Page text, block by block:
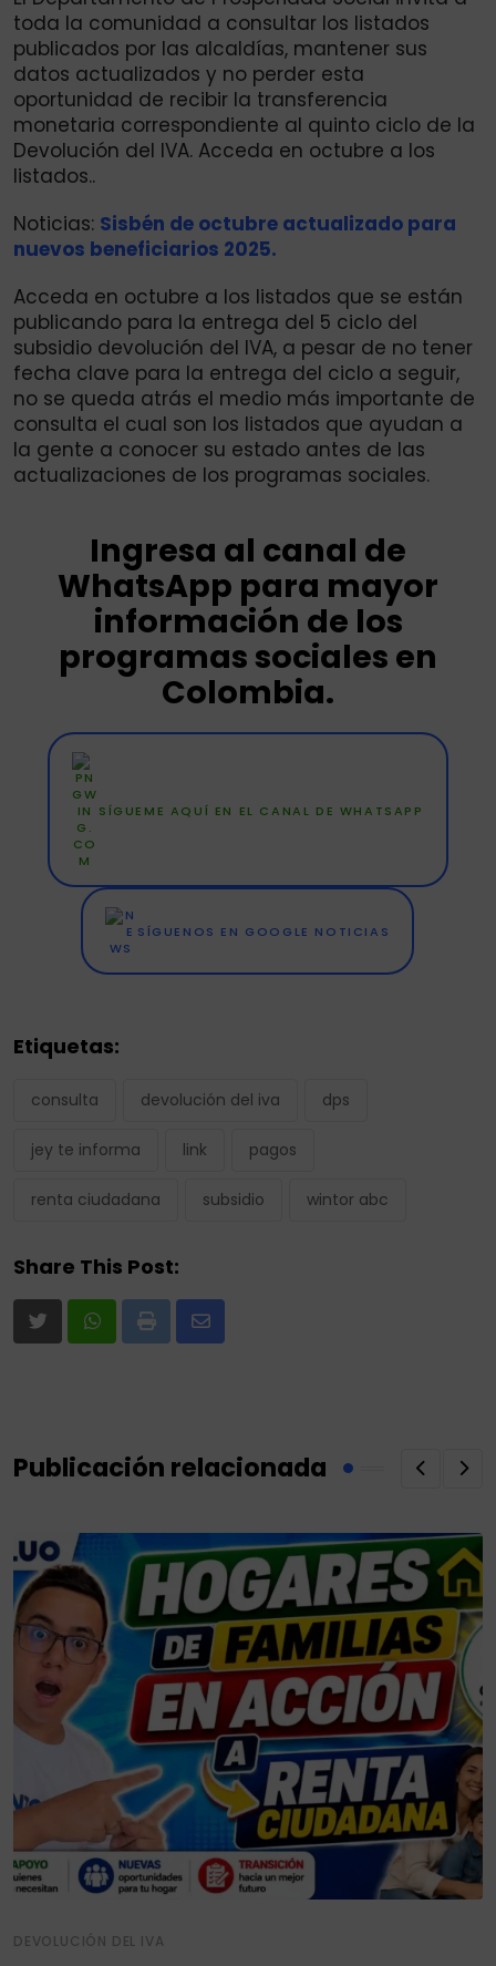
toda la comunidad a consultar los listados
publicados por las alcaldías, mantener sus
datos actualizados y no perder esta
oportunidad de recibir la transferencia
monetaria correspondiente al quinto ciclo de la
Devolución del IVA. Acceda en octubre a los
listados..
Noticias: Sisbén de octubre actualizado para
nuevos beneficiarios 2025.
Acceda en octubre a los listados que se están
publicando para la entrega del 5 ciclo del
subsidio devolución del IVA, a pesar de no tener
fecha clave para la entrega del ciclo a seguir,
no se queda atrás el medio más importante de
consulta el cual son los listados que ayudan a
la gente a conocer su estado antes de las
actualizaciones de los programas sociales.
Ingresa al canal de
WhatsApp para mayor
información de los
programas sociales en
Colombia.
SÍGUEME AQUÍ EN EL CANAL DE WHATSAPP
SÍGUENOS EN GOOGLE NOTICIAS
Etiquetas:
consulta devolución del iva dps
jey te informa link pagos
renta ciudadana subsidio wintor abc
Share This Post:
Print
Share
Publicación relacionada
DEVOLUCIÓN DEL IVA